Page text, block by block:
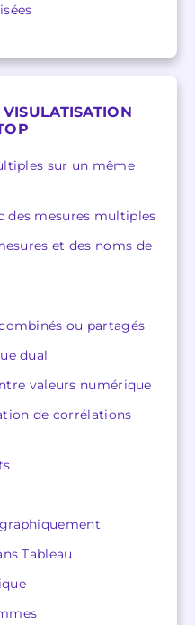
sur un même
des mesures multiples
et des noms de
ou partagés
dual
valeurs numérique
de corrélations
Tableau